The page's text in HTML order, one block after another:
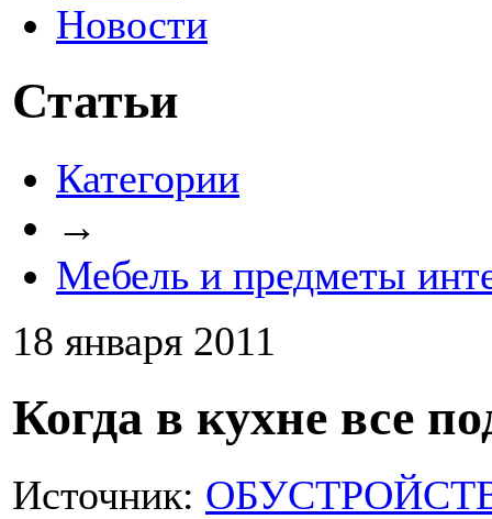
Новости
Статьи
Категории
→
Мебель и предметы
18 января 2011
Когда в кухне все
Источник: